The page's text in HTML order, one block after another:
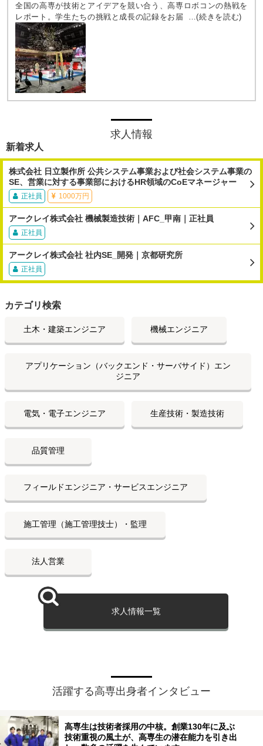
全国の高専が技術とアイデアを競い合う、高専ロボコンの熱戦を
レポート。学生たちの挑戦と成長の記録をお届けします。ロボッ
ト制作を通じて、高専生たちの創造力と技術力の結晶をご覧くだ
さい。
求人情報
新着求人
株式会社 日立製作所 公共システム事業および社会システム事業の
SE、営業に対する事業部におけるHR領域のCoEマネージャー
正社員 1000万円
アークレイ株式会社 機械製造技術｜AFC_甲南｜正社員
正社員
アークレイ株式会社 社内SE_開発｜京都研究所
正社員
カテゴリ検索
土木・建築エンジニア 機械エンジニア
アプリケーション（バックエンド・サーバサイド）エン
ジニア
電気・電子エンジニア 生産技術・製造技術
品質管理
フィールドエンジニア・サービスエンジニア
施工管理（施工管理技士）・監理
法人営業
求人情報一覧
活躍する高専出身者インタビュー
高専生は技術者採用の中核。創業130年に及ぶ
技術重視の風土が、高専生の潜在能力を引き出